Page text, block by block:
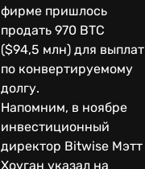
фирме пришлось
продать 970 BTC
($94,5 млн) для выплат
по конвертируемому
долгу.
Напомним, в ноябре
инвестиционный
директор Bitwise Мэтт
Хоуган указал на